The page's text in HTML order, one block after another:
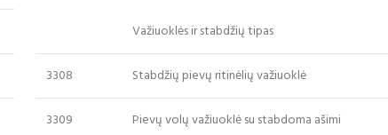
Važiuoklės ir stabdžių tipas
3308 Stabdžių pievų ritinėlių važiuoklė
3309 Pievų volų važiuoklė su stabdoma ašimi